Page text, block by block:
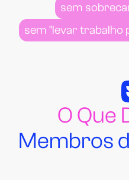
sem
sem "levar trabalho
O Que
Membros